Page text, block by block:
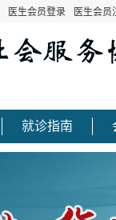
医生会员
医生会员登录
就诊指南